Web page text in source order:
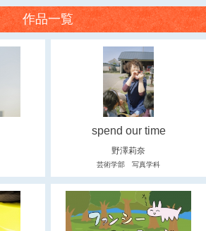
作品一覧
spend our time
野澤莉奈
芸術学部 写真学科